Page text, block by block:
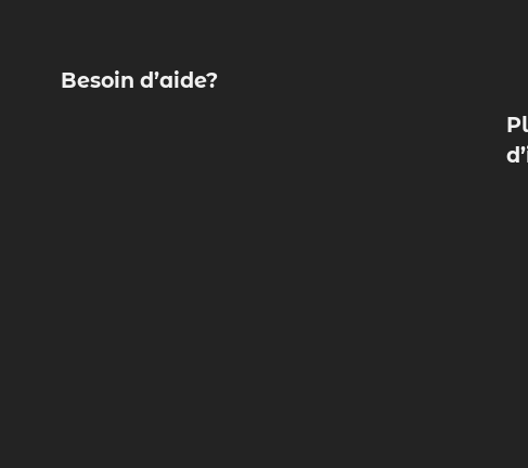
Besoin d’aide?